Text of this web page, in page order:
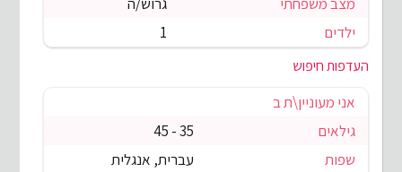
ילדים
1
העדפות חיפוש
אני מעוניין\ת ב
גילאים
35 - 45
שפות
עברית, אנגלית